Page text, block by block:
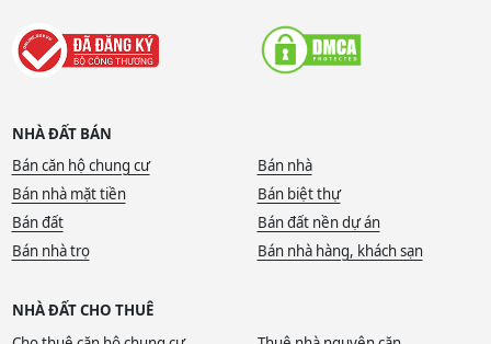
NHÀ ĐẤT BÁN
Bán căn hộ chung cư
Bán nhà
Bán nhà mặt tiền
Bán biệt thự
Bán đất
Bán đất nền dự án
Bán nhà trọ
Bán nhà hàng, khách sạn
NHÀ ĐẤT CHO THUÊ